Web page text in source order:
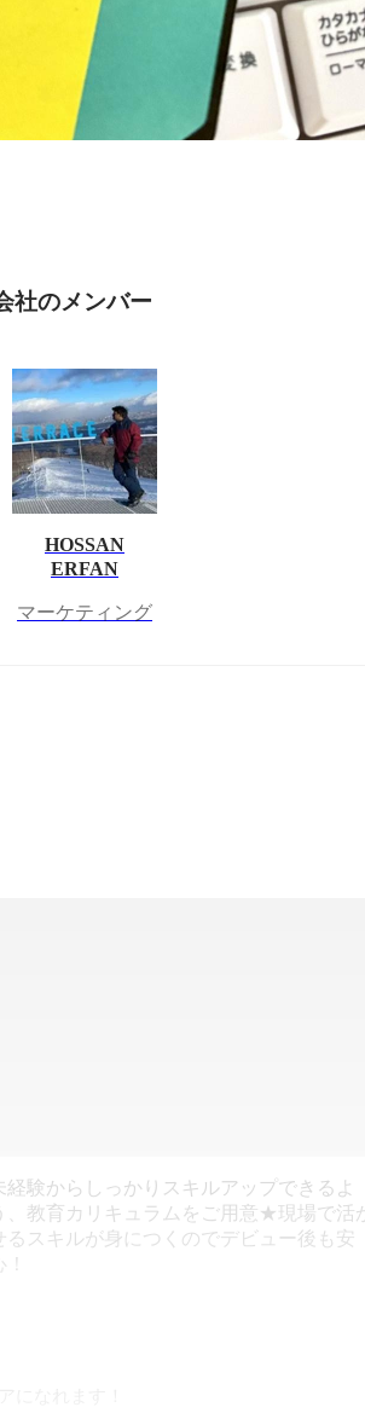
社のメンバー
HOSSAN
ERFAN
マーケティング
経験からしっかりスキルアップできるよ
、教育カリキュラムをご用意★現場で活
るスキルが身につくのでデビュー後も安